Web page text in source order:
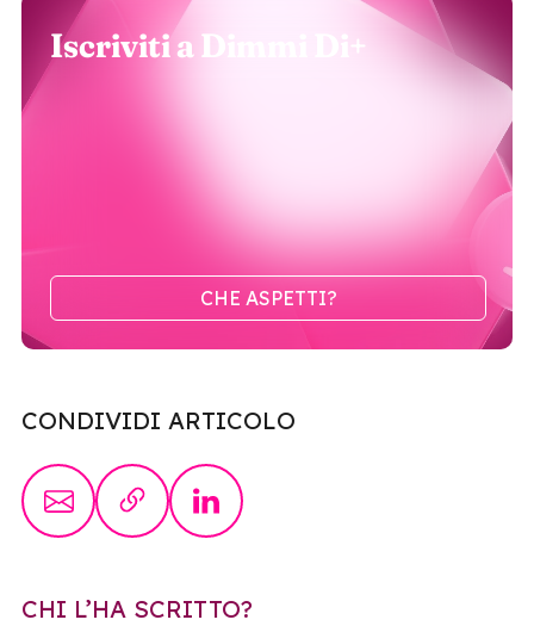
Iscriviti a Dimmi Di+
CHE ASPETTI?
CONDIVIDI ARTICOLO
CHI L’HA SCRITTO?